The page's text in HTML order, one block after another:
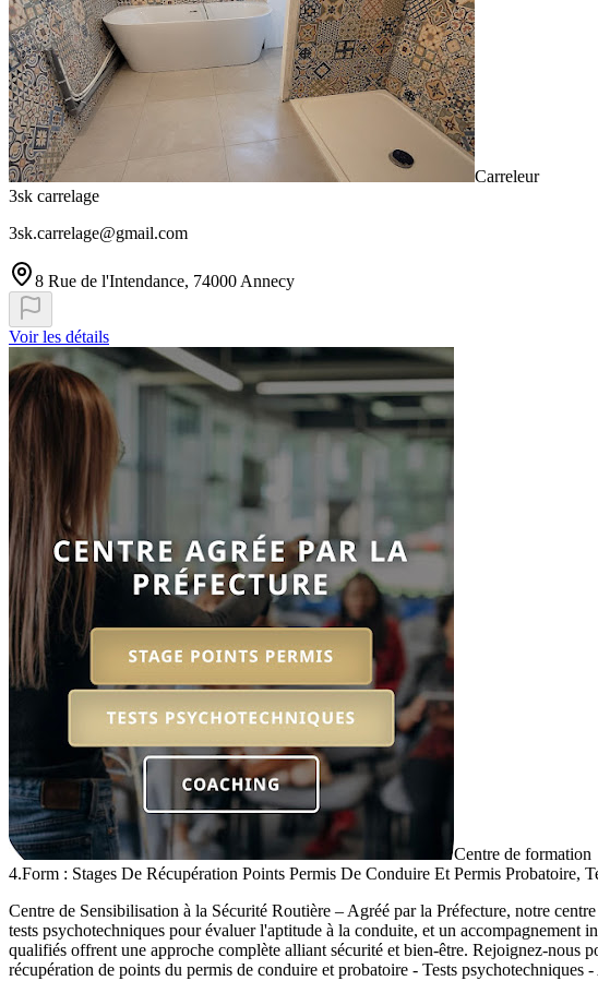
Carreleur
3sk carrelage
3sk.carrelage@gmail.com
8 Rue de l'Intendance, 74000 Annecy
Voir les détails
Centre de formation
4.Form : Stages De Récupération Points Permis De Conduire Et Permis Probatoire,
Centre de Sensibilisation à la Sécurité Routière – Agréé par la Préfecture, notre
tests psychotechniques pour évaluer l'aptitude à la conduite, et un
qualifiés offrent une approche complète alliant sécurité et bien-être. Rejoignez-nous
récupération de points du permis de conduire et probatoire - Tests